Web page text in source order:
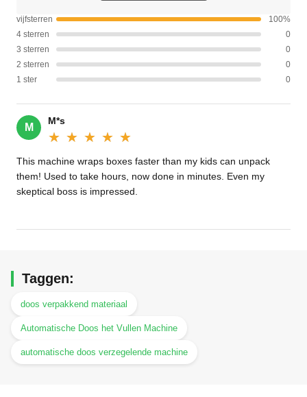
vijfsterren
100%
4 sterren
0
3 sterren
0
2 sterren
0
1 ster
0
M
M*s
★★★★★
★★★★★
This machine wraps boxes faster than my kids can unpack
them! Used to take hours, now done in minutes. Even my
skeptical boss is impressed.
Taggen:
doos verpakkend materiaal
Automatische Doos het Vullen Machine
automatische doos verzegelende machine